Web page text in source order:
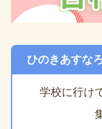
ひのきあすな
学校に行け